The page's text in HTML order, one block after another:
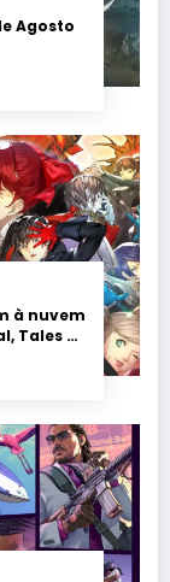
Agosto
à nuvem
Tales of